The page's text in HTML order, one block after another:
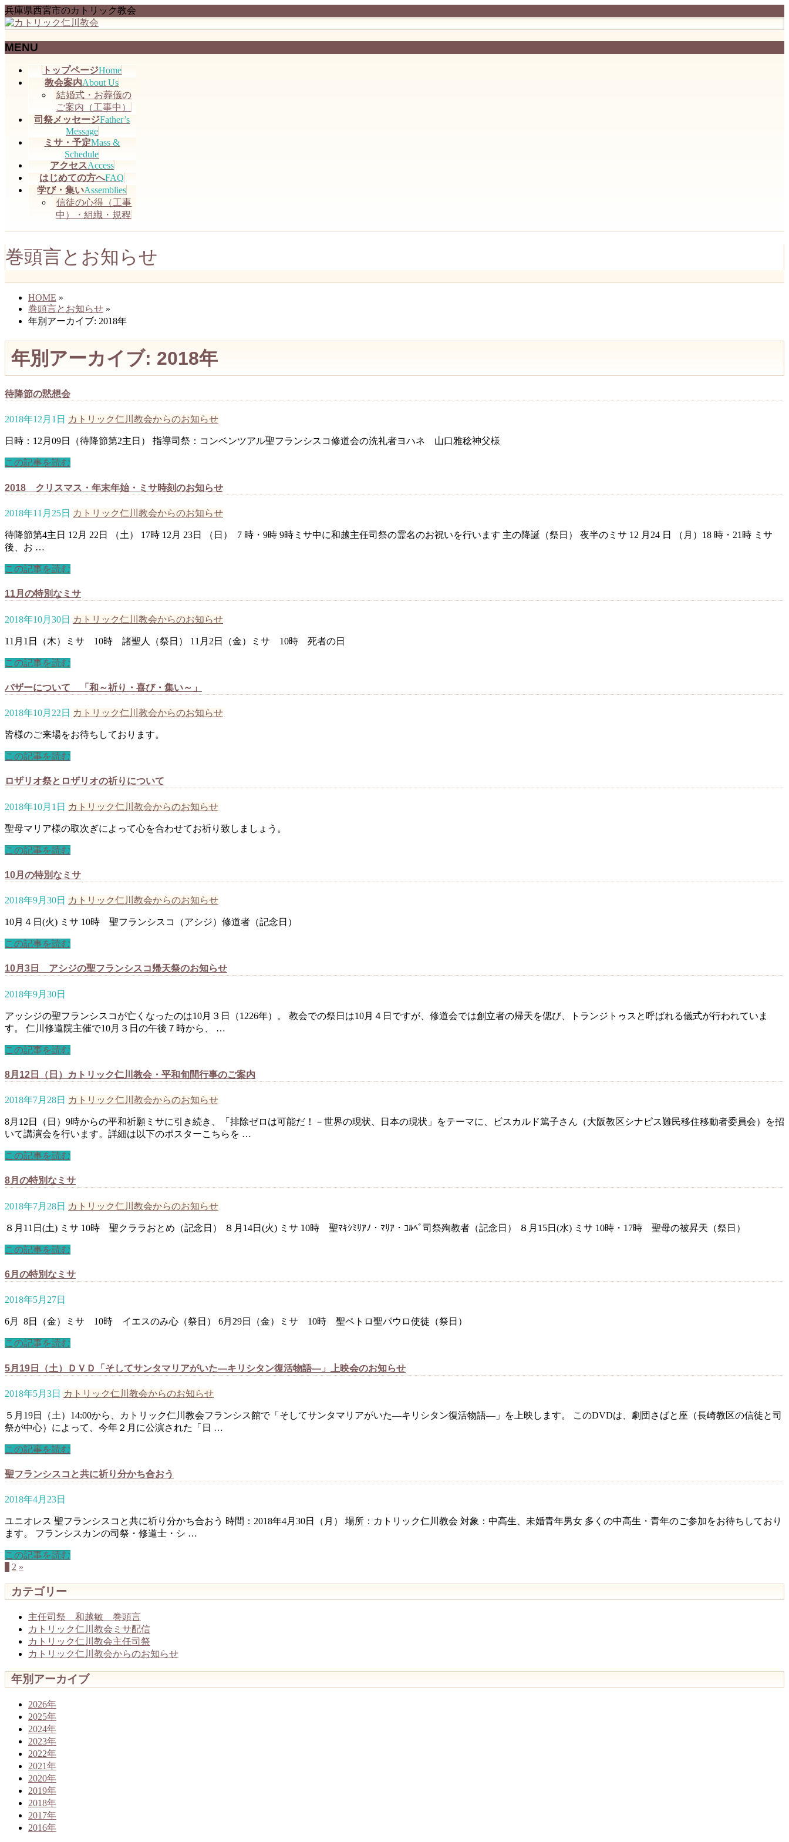
兵庫県西宮市のカトリック教会
MENU
トップページHome
教会案内About Us
結婚式・お葬儀の
ご案内（工事中）
司祭メッセージFather’s
Message
ミサ・予定Mass &
Schedule
アクセスAccess
はじめての方へFAQ
学び・集いAssemblies
信徒の心得（工事
中）・組織・規程
巻頭言とお知らせ
HOME »
巻頭言とお知らせ »
年別アーカイブ: 2018年
年別アーカイブ: 2018年
待降節の黙想会
2018年12月1日 カトリック仁川教会からのお知らせ
日時：12月09日（待降節第2主日） 指導司祭：コンベンツアル聖フランシスコ修道会の洗礼者ヨハネ 山口雅稔神父様
この記事を読む
2018 クリスマス・年末年始・ミサ時刻のお知らせ
2018年11月25日 カトリック仁川教会からのお知らせ
待降節第4主日 12月 22日 （土） 17時 12月 23日 （日） 7 時・9時 9時ミサ中に和越主任司祭の霊名のお祝いを行います 主の降誕（祭日） 夜半のミサ 12 月24 日 （月）18 時・21時 ミサ
後、お …
この記事を読む
11月の特別なミサ
2018年10月30日 カトリック仁川教会からのお知らせ
11月1日（木）ミサ 10時 諸聖人（祭日） 11月2日（金）ミサ 10時 死者の日
この記事を読む
バザーについて 「和～祈り・喜び・集い～」
2018年10月22日 カトリック仁川教会からのお知らせ
皆様のご来場をお待ちしております。
この記事を読む
ロザリオ祭とロザリオの祈りについて
2018年10月1日 カトリック仁川教会からのお知らせ
聖母マリア様の取次ぎによって心を合わせてお祈り致しましょう。
この記事を読む
10月の特別なミサ
2018年9月30日 カトリック仁川教会からのお知らせ
10月４日(火) ミサ 10時 聖フランシスコ（アシジ）修道者（記念日）
この記事を読む
10月3日 アシジの聖フランシスコ帰天祭のお知らせ
2018年9月30日
アッシジの聖フランシスコが亡くなったのは10月３日（1226年）。 教会での祭日は10月４日ですが、修道会では創立者の帰天を偲び、トランジトゥスと呼ばれる儀式が行われていま
す。 仁川修道院主催で10月３日の午後７時から、 …
この記事を読む
8月12日（日）カトリック仁川教会・平和旬間行事のご案内
2018年7月28日 カトリック仁川教会からのお知らせ
8月12日（日）9時からの平和祈願ミサに引き続き、「排除ゼロは可能だ！－世界の現状、日本の現状」をテーマに、ビスカルド篤子さん（大阪教区シナピス難民移住移動者委員会）を招
いて講演会を行います。詳細は以下のポスターこちらを …
この記事を読む
8月の特別なミサ
2018年7月28日 カトリック仁川教会からのお知らせ
８月11日(土) ミサ 10時 聖クララおとめ（記念日） ８月14日(火) ミサ 10時 聖ﾏｷｼﾐﾘｱﾉ・ﾏﾘｱ・ｺﾙﾍﾞ司祭殉教者（記念日） ８月15日(水) ミサ 10時・17時 聖母の被昇天（祭日）
この記事を読む
6月の特別なミサ
2018年5月27日
6月 8日（金）ミサ 10時 イエスのみ心（祭日） 6月29日（金）ミサ 10時 聖ペトロ聖パウロ使徒（祭日）
この記事を読む
5月19日（土）ＤＶＤ「そしてサンタマリアがいた―キリシタン復活物語―」上映会のお知らせ
2018年5月3日 カトリック仁川教会からのお知らせ
５月19日（土）14:00から、カトリック仁川教会フランシス館で「そしてサンタマリアがいた―キリシタン復活物語―」を上映します。 このDVDは、劇団さばと座（長崎教区の信徒と司
祭が中心）によって、今年２月に公演された「日 …
この記事を読む
聖フランシスコと共に祈り分かち合おう
2018年4月23日
ユニオレス 聖フランシスコと共に祈り分かち合おう 時間：2018年4月30日（月） 場所：カトリック仁川教会 対象：中高生、未婚青年男女 多くの中高生・青年のご参加をお待ちしており
ます。 フランシスカンの司祭・修道士・シ …
この記事を読む
2 »
カテゴリー
主任司祭 和越敏 巻頭言
カトリック仁川教会ミサ配信
カトリック仁川教会主任司祭
カトリック仁川教会からのお知らせ
年別アーカイブ
2026年
2025年
2024年
2023年
2022年
2021年
2020年
2019年
2018年
2017年
2016年